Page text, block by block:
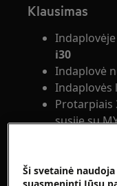
Klausimas
i30
Indaplovė
Indaplovės
Protarpiais
susiję su
Ši svetainė